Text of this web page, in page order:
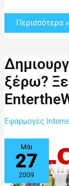
Περισσότερα »
ξέρω?
Εφαρμογές
Μάι
27
2009
blog.
Τι
πρέπει
να
ξέρω?
Ξε-
αρε-